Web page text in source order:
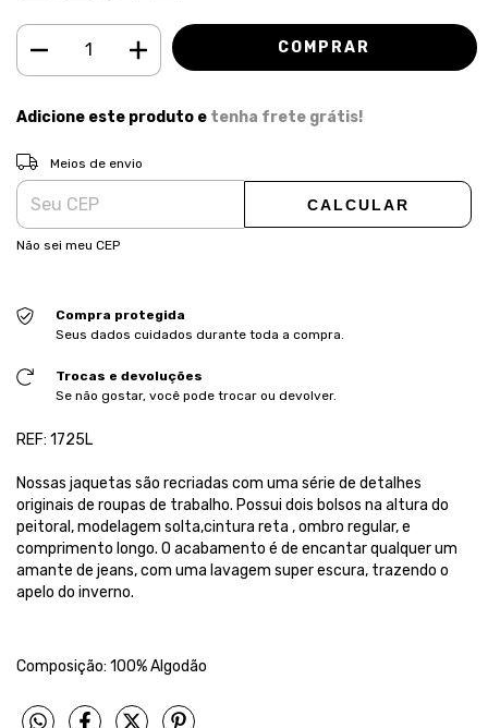
Adicione este produto e tenha frete grátis!
Entregas para o CEP:
Meios de envio
CALCULAR
Não sei meu CEP
Compra protegida
Seus dados cuidados durante toda a compra.
Trocas e devoluções
Se não gostar, você pode trocar ou devolver.
REF: 1725L
Nossas jaquetas são recriadas com uma série de detalhes
originais de roupas de trabalho. Possui dois bolsos na altura do
peitoral, modelagem solta,cintura reta , ombro regular, e
comprimento longo. O acabamento é de encantar qualquer um
amante de jeans, com uma lavagem super escura, trazendo o
apelo do inverno.
Composição: 100% Algodão